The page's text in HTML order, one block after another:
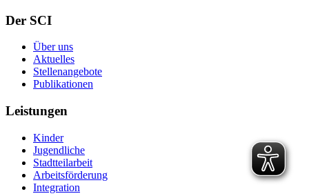
Der SCI
Über uns
Aktuelles
Stellenangebote
Publikationen
Leistungen
Kinder
Jugendliche
Stadtteilarbeit
Arbeitsförderung
Integration